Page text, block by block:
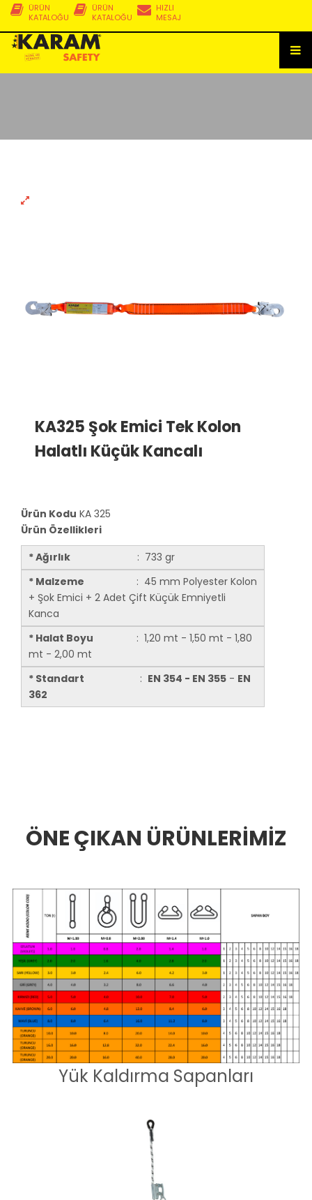
HIZLI
MESAJ
ÜRÜN
KATALOĞU
ÜRÜN
KATALOĞU
KA325 Şok Emici Tek Kolon
Halatlı Küçük Kancalı
Ürün Kodu KA 325
Ürün Özellikleri
* Ağırlık
: 733 gr
* Malzeme
: 45 mm Polyester Kolon
+ Şok Emici + 2 Adet Çift Küçük Emniyetli
Kanca
* Halat Boyu
: 1,20 mt - 1,50 mt - 1,80
mt - 2,00 mt
* Standart : EN 354 - EN 355 - EN
362
ÖNE ÇIKAN ÜRÜNLERİMİZ
Yük Kaldırma Sapanları